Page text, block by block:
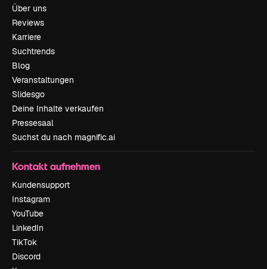
Über uns
Reviews
Karriere
Suchtrends
Blog
Veranstaltungen
Slidesgo
Deine Inhalte verkaufen
Pressesaal
Suchst du nach magnific.ai
Kontakt aufnehmen
Kundensupport
Instagram
YouTube
LinkedIn
TikTok
Discord